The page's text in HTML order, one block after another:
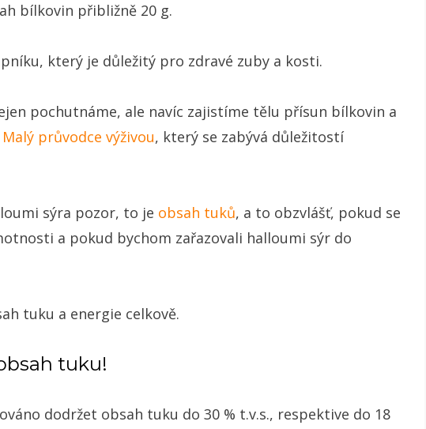
bílkovin přibližně 20 g.
který je důležitý pro zdravé zuby a kosti.
pochutnáme, ale navíc zajistíme tělu přísun bílkovin a
průvodce výživou, který se zabývá důležitostí
sýra pozor, to je obsah tuků, a to obzvlášť, pokud se
a pokud bychom zařazovali halloumi sýr do
tuku a energie celkově.
tuku!
dodržet obsah tuku do 30 % t.v.s., respektive do 18